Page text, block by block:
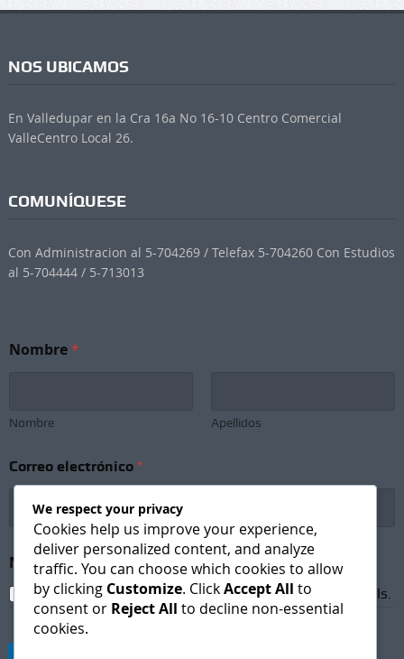
NOS UBICAMOS
En Valledupar en la Cra 16a No 16-10 Centro Comercial
ValleCentro Local 26.
COMUNÍQUESE
Con Administracion al 5-704269 / Telefax 5-704260 Con Estudios
al 5-704444 / 5-713013
e
e
e
r
o
e
Nombre*
Nombre Apellidos
Correo electrónico *
Newsletter Subscription*
I agree to receive newsletters and promotional emails.
We respect your privacy
Cookies help us improve your experience,
deliver personalized content, and analyze
traffic. You can choose which cookies to allow
by clicking Customize. ClickAccept All to
consent or Reject All to decline non-essential
cookies.